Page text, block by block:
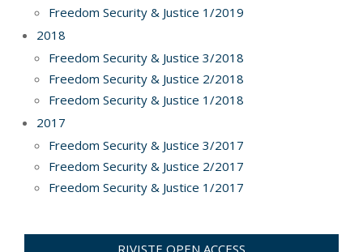
Freedom Security & Justice 1/2019
2018
Freedom Security & Justice 3/2018
Freedom Security & Justice 2/2018
Freedom Security & Justice 1/2018
2017
Freedom Security & Justice 3/2017
Freedom Security & Justice 2/2017
Freedom Security & Justice 1/2017
RIVISTE OPEN ACCESS